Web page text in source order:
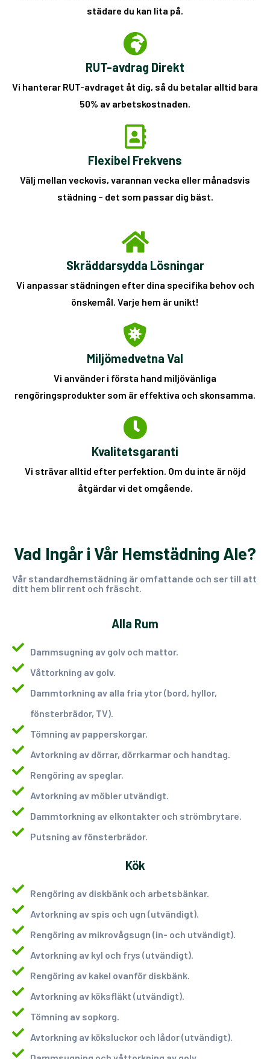
städare du kan lita på.
RUT-avdrag Direkt
Vi hanterar RUT-avdraget åt dig, så du betalar alltid bara
50% av arbetskostnaden.
Flexibel Frekvens
Välj mellan veckovis, varannan vecka eller månadsvis
städning – det som passar dig bäst.
Skräddarsydda Lösningar
Vi anpassar städningen efter dina specifika behov och
önskemål. Varje hem är unikt!
Miljömedvetna Val
Vi använder i första hand miljövänliga
rengöringsprodukter som är effektiva och skonsamma.
Kvalitetsgaranti
Vi strävar alltid efter perfektion. Om du inte är nöjd
åtgärdar vi det omgående.
Vad Ingår i Vår Hemstädning Ale?
Vår standardhemstädning är omfattande och ser till att
ditt hem blir rent och fräscht.
Alla Rum
Dammsugning av golv och mattor.
Våttorkning av golv.
Dammtorkning av alla fria ytor (bord, hyllor,
fönsterbrädor, TV).
Tömning av papperskorgar.
Avtorkning av dörrar, dörrkarmar och handtag.
Rengöring av speglar.
Avtorkning av möbler utvändigt.
Dammtorkning av elkontakter och strömbrytare.
Putsning av fönsterbrädor.
Kök
Rengöring av diskbänk och arbetsbänkar.
Avtorkning av spis och ugn (utvändigt).
Rengöring av mikrovågsugn (in- och utvändigt).
Avtorkning av kyl och frys (utvändigt).
Rengöring av kakel ovanför diskbänk.
Avtorkning av köksfläkt (utvändigt).
Tömning av sopkorg.
Avtorkning av köksluckor och lådor (utvändigt).